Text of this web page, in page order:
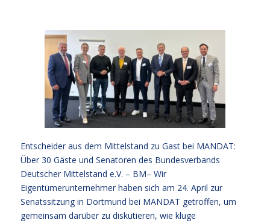
Entscheider aus dem Mittelstand zu Gast bei MANDAT:
Über 30 Gäste und Senatoren des Bundesverbands
Deutscher Mittelstand e.V. – BM– Wir
Eigentümerunternehmer haben sich am 24. April zur
Senatssitzung in Dortmund bei MANDAT getroffen, um
gemeinsam darüber zu diskutieren, wie kluge